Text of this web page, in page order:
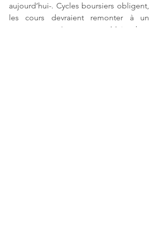
aujourd’hui-. Cycles boursiers obligent,
les cours devraient remonter à un
moment ou à un autre. Mais dans